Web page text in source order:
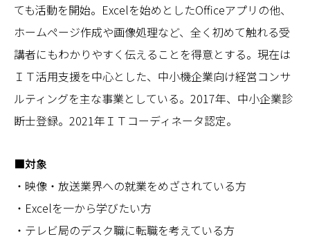
ても活動を開始。Excelを始めとしたOfficeアプリの他、
ホームページ作成や画像処理など、全く初めて触れる受
講者にもわかりやすく伝えることを得意とする。現在は
ＩＴ活用支援を中心とした、中小機企業向け経営コンサ
ルティングを主な事業としている。2017年、中小企業診
断士登録。2021年ＩＴコーディネータ認定。
■対象
・映像・放送業界への就業をめざされている方
・Excelを一から学びたい方
・テレビ局のデスク職に転職を考えている方